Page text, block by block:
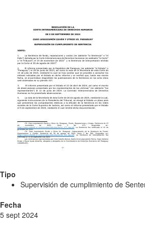
Tipo
Supervisión de cumplimiento de
Fecha
5 sept 2024